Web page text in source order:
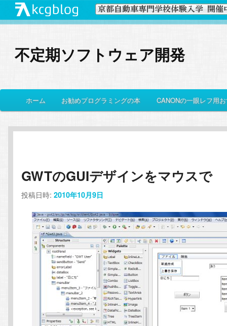
不定期ソフトウェア開発
イ
メ
イ
コ
ン
テ
ン
サ
ブ
ン
テ
ン
ツ
ホーム お勧めプログラミングの本 CANONの一眼レフ用
GWTのGUIデザインをマウスで
投稿日時:2010年10月9日